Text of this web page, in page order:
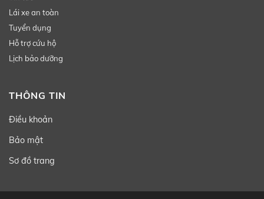
Lái xe an toàn
Tuyển dụng
Hỗ trợ cứu hộ
Lịch bảo dưỡng
THÔNG TIN
Điều khoản
Bảo mật
Sơ đồ trang